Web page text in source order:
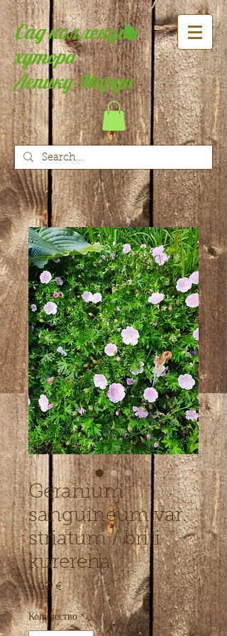
Сад коллекции
хутора
Лепику-Марди
Geranium
sanguineum var.
striatum / briti
kurereha
4,00 €Цена
Количество *